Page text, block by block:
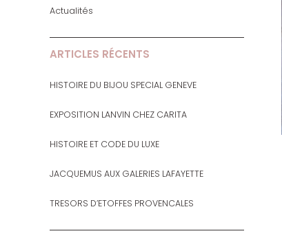
Actualités
ARTICLES RÉCENTS
HISTOIRE DU BIJOU SPECIAL GENEVE
EXPOSITION LANVIN CHEZ CARITA
HISTOIRE ET CODE DU LUXE
JACQUEMUS AUX GALERIES LAFAYETTE
TRESORS D’ETOFFES PROVENCALES